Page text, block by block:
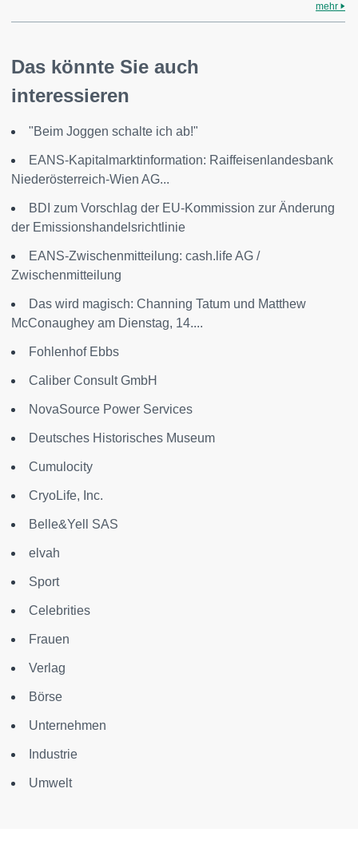
mehr
Das könnte Sie auch
interessieren
"Beim Joggen schalte ich ab!"
EANS-Kapitalmarktinformation: Raiffeisenlandesbank
Niederösterreich-Wien AG...
BDI zum Vorschlag der EU-Kommission zur Änderung
der Emissionshandelsrichtlinie
EANS-Zwischenmitteilung: cash.life AG /
Zwischenmitteilung
Das wird magisch: Channing Tatum und Matthew
McConaughey am Dienstag, 14....
Fohlenhof Ebbs
Caliber Consult GmbH
NovaSource Power Services
Deutsches Historisches Museum
Cumulocity
CryoLife, Inc.
Belle&Yell SAS
elvah
Sport
Celebrities
Frauen
Verlag
Börse
Unternehmen
Industrie
Umwelt